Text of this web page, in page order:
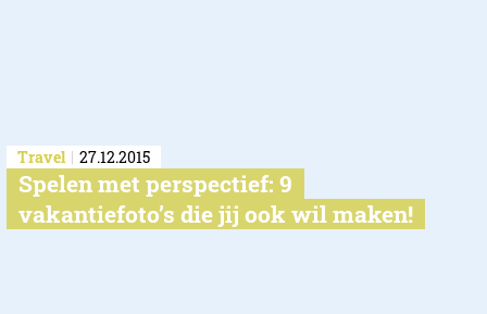
Travel 27.12.2015
Spelen met perspectief: 9
vakantiefoto’s die jij ook wil maken!